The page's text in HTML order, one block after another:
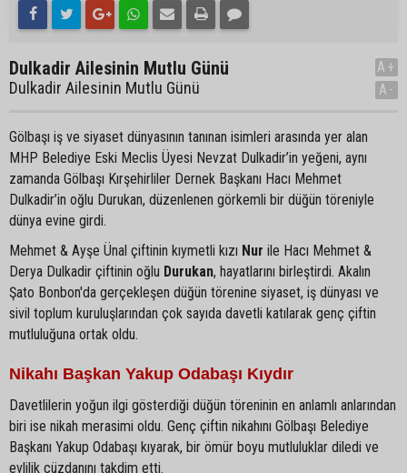
Dulkadir Ailesinin Mutlu Günü
Dulkadir Ailesinin Mutlu Günü
A+
A-
Gölbaşı iş ve siyaset dünyasının tanınan isimleri arasında yer alan
MHP Belediye Eski Meclis Üyesi Nevzat Dulkadir’in yeğeni, aynı
zamanda Gölbaşı Kırşehirliler Dernek Başkanı Hacı Mehmet
Dulkadir’in oğlu Durukan, düzenlenen görkemli bir düğün töreniyle
dünya evine girdi.
Mehmet & Ayşe Ünal çiftinin kıymetli kızı Nur ile Hacı Mehmet &
Derya Dulkadir çiftinin oğlu Durukan, hayatlarını birleştirdi. Akalın
Şato Bonbon'da gerçekleşen düğün törenine siyaset, iş dünyası ve
sivil toplum kuruluşlarından çok sayıda davetli katılarak genç çiftin
mutluluğuna ortak oldu.
Nikahı Başkan Yakup Odabaşı Kıydır
Davetlilerin yoğun ilgi gösterdiği düğün töreninin en anlamlı anlarından
biri ise nikah merasimi oldu. Genç çiftin nikahını Gölbaşı Belediye
Başkanı Yakup Odabaşı kıyarak, bir ömür boyu mutluluklar diledi ve
evlilik cüzdanını takdim etti.